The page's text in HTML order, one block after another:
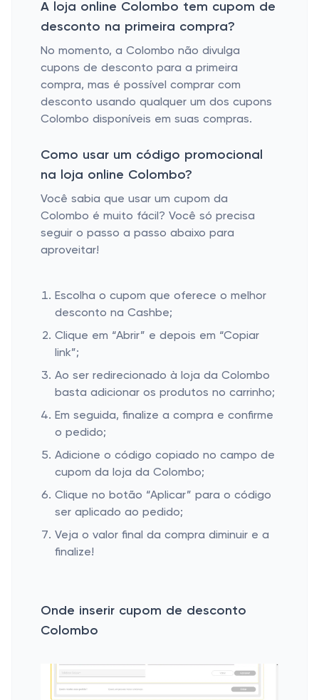
A loja online Colombo tem cupom de
desconto na primeira compra?
No momento, a Colombo não divulga
cupons de desconto para a primeira
compra, mas é possível comprar com
desconto usando qualquer um dos cupons
Colombo disponíveis em suas compras.
Como usar um código promocional
na loja online Colombo?
Você sabia que usar um cupom da
Colombo é muito fácil? Você só precisa
seguir o passo a passo abaixo para
aproveitar!
Escolha o cupom que oferece o melhor
desconto na Cashbe;
Clique em “Abrir” e depois em “Copiar
link”;
Ao ser redirecionado à loja da Colombo
basta adicionar os produtos no carrinho;
Em seguida, finalize a compra e confirme
o pedido;
Adicione o código copiado no campo de
cupom da loja da Colombo;
Clique no botão “Aplicar” para o código
ser aplicado ao pedido;
Veja o valor final da compra diminuir e a
finalize!
Onde inserir cupom de desconto
Colombo